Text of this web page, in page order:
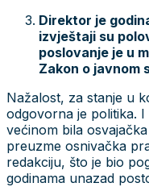
Direktor je
izvještaji su
poslovanje je u
Zakon o javnom
Nažalost, za stanje u
odgovorna je politika.
većinom bila
preuzme osnivačka
redakciju, što je bio
godinama unazad